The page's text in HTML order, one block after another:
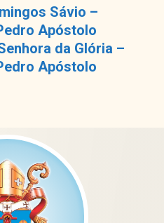
Sávio –
Apóstolo
da Glória –
Apóstolo